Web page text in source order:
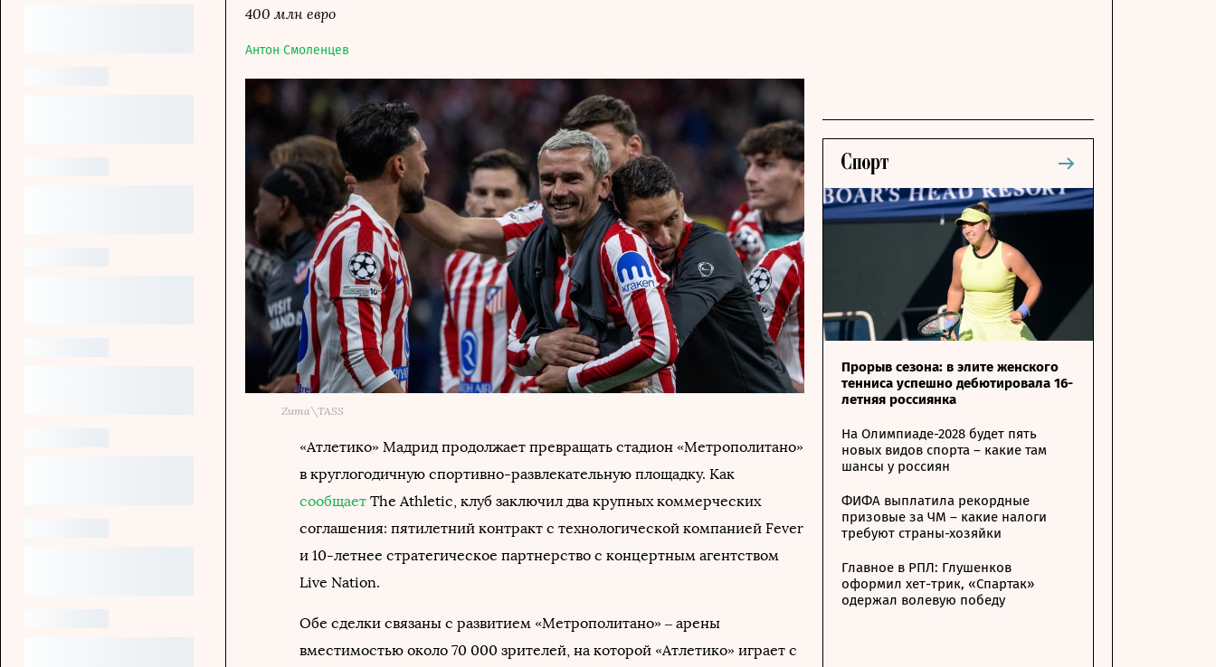
400 млн евро
Антон Смоленцев
Zuma\TASS
«Атлетико» Мадрид продолжает превращать стадион «Метрополитано»
в круглогодичную спортивно-развлекательную площадку. Как
сообщает The Athletic, клуб заключил два крупных коммерческих
соглашения: пятилетний контракт с технологической компанией Fever
и 10-летнее стратегическое партнерство с концертным агентством
Live Nation.
Обе сделки связаны с развитием «Метрополитано» – арены
вместимостью около 70 000 зрителей, на которой «Атлетико» играет с
Прорыв сезона: в элите женского
тенниса успешно дебютировала 16-
летняя россиянка
На Олимпиаде-2028 будет пять
новых видов спорта – какие там
шансы у россиян
ФИФА выплатила рекордные
призовые за ЧМ – какие налоги
требуют страны-хозяйки
Главное в РПЛ: Глушенков
оформил хет-трик, «Спартак»
одержал волевую победу